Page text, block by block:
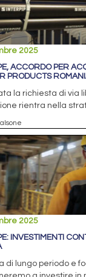
2025
ACCORDO PER
PRODUCTS
la richiesta di via
rientra nella
2025
INVESTIMENTI
di lungo periodo e